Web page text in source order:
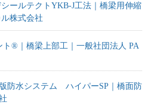
ールテクトYKB-J工法｜橋梁用伸縮
株式会社
®｜橋梁上部工｜一般社団法人 PA
防水システム ハイパーSP｜橋面防